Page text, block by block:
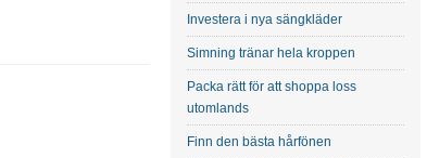
Investera i nya sängkläder
Simning tränar hela kroppen
Packa rätt för att shoppa loss
utomlands
Finn den bästa hårfönen